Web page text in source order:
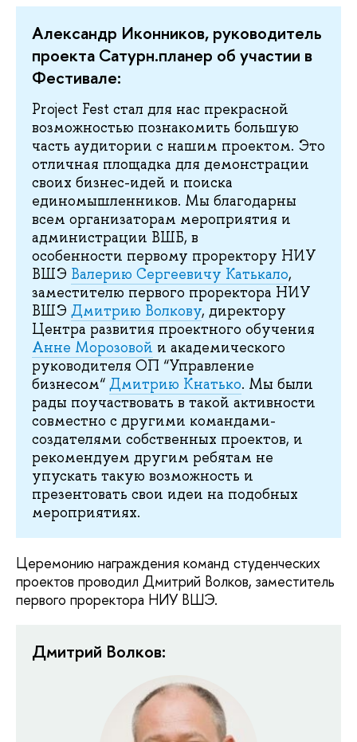
Александр Иконников, руководитель
проекта Сатурн.планер об участии в
Фестивале:
Project Fest стал для нас прекрасной
возможностью познакомить большую
часть аудитории с нашим проектом. Это
отличная площадка для демонстрации
своих бизнес-идей и поиска
единомышленников. Мы благодарны
всем организаторам мероприятия и
администрации ВШБ, в
особенности первому проректору НИУ
ВШЭ Валерию Сергеевичу Катькало,
заместителю первого проректора НИУ
ВШЭ Дмитрию Волкову, директору
Центра развития проектного обучения
Анне Морозовой и академического
руководителя ОП “Управление
бизнесом“ Дмитрию Кнатько. Мы были
рады поучаствовать в такой активности
совместно с другими командами-
создателями собственных проектов, и
рекомендуем другим ребятам не
упускать такую возможность и
презентовать свои идеи на подобных
мероприятиях.
Церемонию награждения команд студенческих
проектов проводил Дмитрий Волков, заместитель
первого проректора НИУ ВШЭ.
Дмитрий Волков: